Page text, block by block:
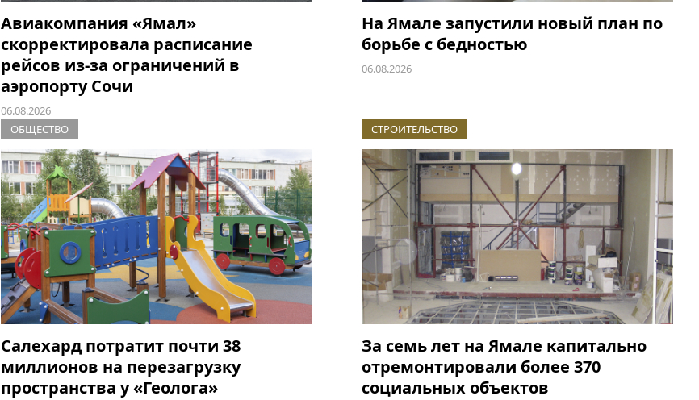
Авиакомпания «Ямал»
скорректировала расписание
рейсов из-за ограничений в
аэропорту Сочи
06.08.2026
На Ямале запустили новый план по
борьбе с бедностью
06.08.2026
ОБЩЕСТВО
Салехард потратит почти 38
миллионов на перезагрузку
пространства у «Геолога»
СТРОИТЕЛЬСТВО
За семь лет на Ямале капитально
отремонтировали более 370
социальных объектов